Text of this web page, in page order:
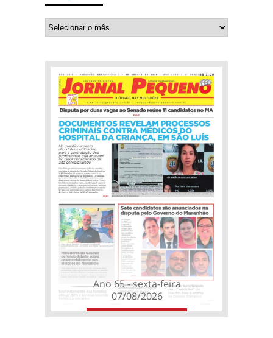
Ano 65 - sexta-feira
07/08/2026